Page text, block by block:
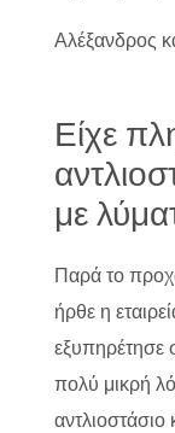
Αλέξανδρος
Είχε
με
Παρά το
ήρθε η
εξυπηρέτησε
πολύ μικρή